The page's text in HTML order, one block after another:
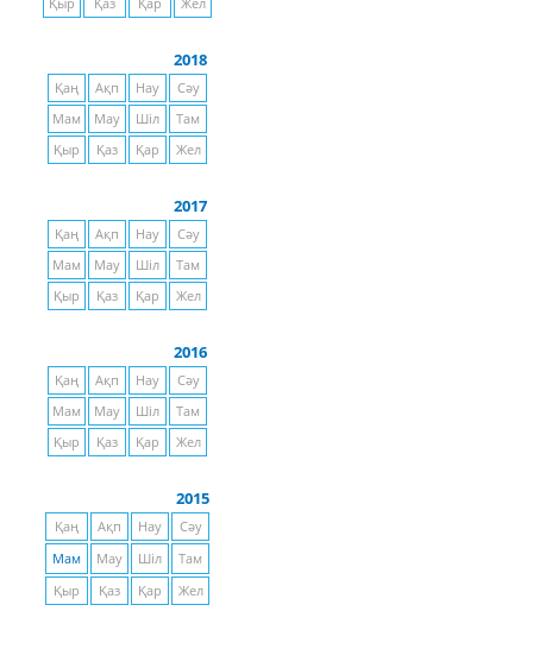
Қыр
Қаз Қар Жел
2018
Қаң Ақп Нау
Сәу
Мам
Мау Шіл
Там
Қыр
Қаз Қар Жел
2017
Қаң Ақп Нау
Сәу
Мам
Мау Шіл
Там
Қыр
Қаз Қар Жел
2016
Қаң Ақп Нау
Сәу
Мам
Мау Шіл
Там
Қыр
Қаз Қар Жел
2015
Қаң Ақп Нау
Сәу
Мам
Мау Шіл
Там
Қыр
Қаз Қар Жел